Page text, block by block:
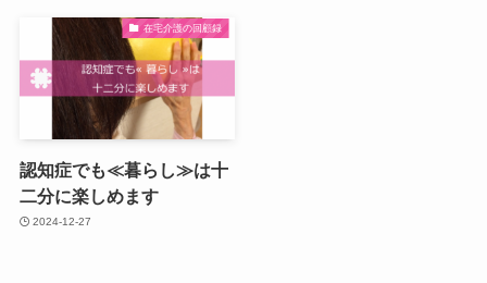
在宅介護の回顧録
認知症でも≪暮らし≫は十
二分に楽しめます
2024-12-27